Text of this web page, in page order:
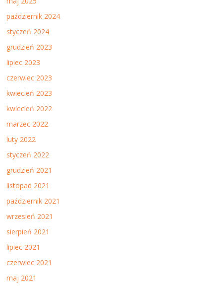
październik 2024
styczeń 2024
grudzień 2023
lipiec 2023
czerwiec 2023
kwiecień 2023
kwiecień 2022
marzec 2022
luty 2022
styczeń 2022
grudzień 2021
listopad 2021
październik 2021
wrzesień 2021
sierpień 2021
lipiec 2021
czerwiec 2021
maj 2021